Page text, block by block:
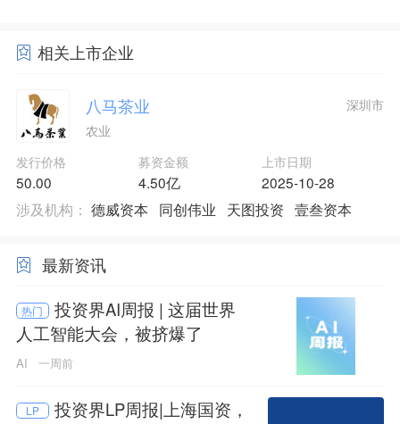
相关上市企业
八马茶业
农业
深圳市
发行价格
50.00
募资金额
4.50亿
上市日期
2025-10-28
涉及机构： 德威资本 同创伟业 天图投资 壹叁资本
最新资讯
热门
投资界AI周报 | 这届世界
人工智能大会，被挤爆了
AI 一周前
LP
投资界LP周报|上海国资，